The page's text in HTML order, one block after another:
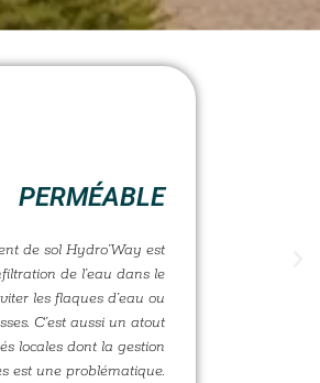
PERMÉABLE
de sol Hydro’Way est
de l’eau dans le
les flaques d’eau ou
C’est aussi un atout
locales dont la gestion
est une problématique.